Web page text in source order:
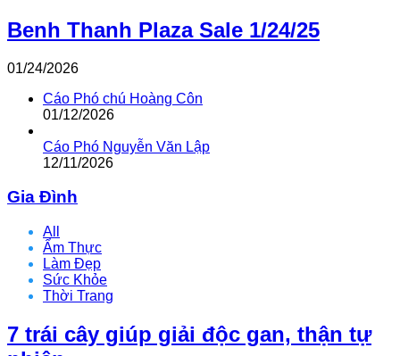
Benh Thanh Plaza Sale 1/24/25
01/24/2026
Cáo Phó chú Hoàng Côn
01/12/2026
Cáo Phó Nguyễn Văn Lập
12/11/2026
Gia Đình
All
Ẩm Thực
Làm Đẹp
Sức Khỏe
Thời Trang
7 trái cây giúp giải độc gan, thận tự